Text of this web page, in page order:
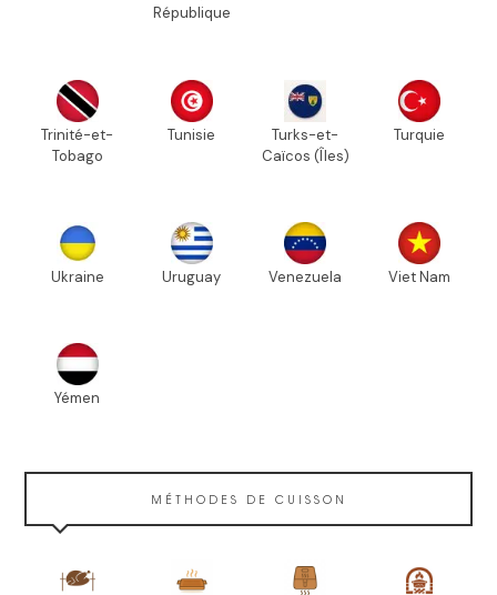
République
Trinité-et-
Tobago
Tunisie
Turks-et-
Caïcos (Îles)
Turquie
Ukraine Uruguay Venezuela Viet Nam
Yémen
MÉTHODES DE CUISSON